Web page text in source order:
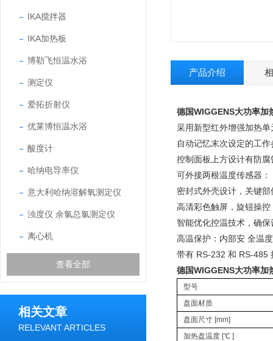
IKA搅拌器
IKA加热板
博勒飞恒温水浴
测定仪
爱拓折射仪
优莱博恒温水浴
酸度计
哈纳电导率仪
意大利哈纳溶解氧测定仪
浊度仪 余氯总氯测定仪
离心机
查看全部
相关文章
RELEVANT ARTICLES
产品介绍
德国WIGGENS大功率加
采用新型红外增强加热
自动记忆末次设定的工
控制面板上方设计有防
可外接两根温度传感器
密封式外壳设计，关键
高清彩色触屏，旋钮操
智能优化控温技术，确
高温保护：内部安 全温
带有 RS-232 和 RS-485
德国WIGGENS大功率加
型号
盘面材质
盘面尺寸 [mm]
加热盘温度 [℃ ]